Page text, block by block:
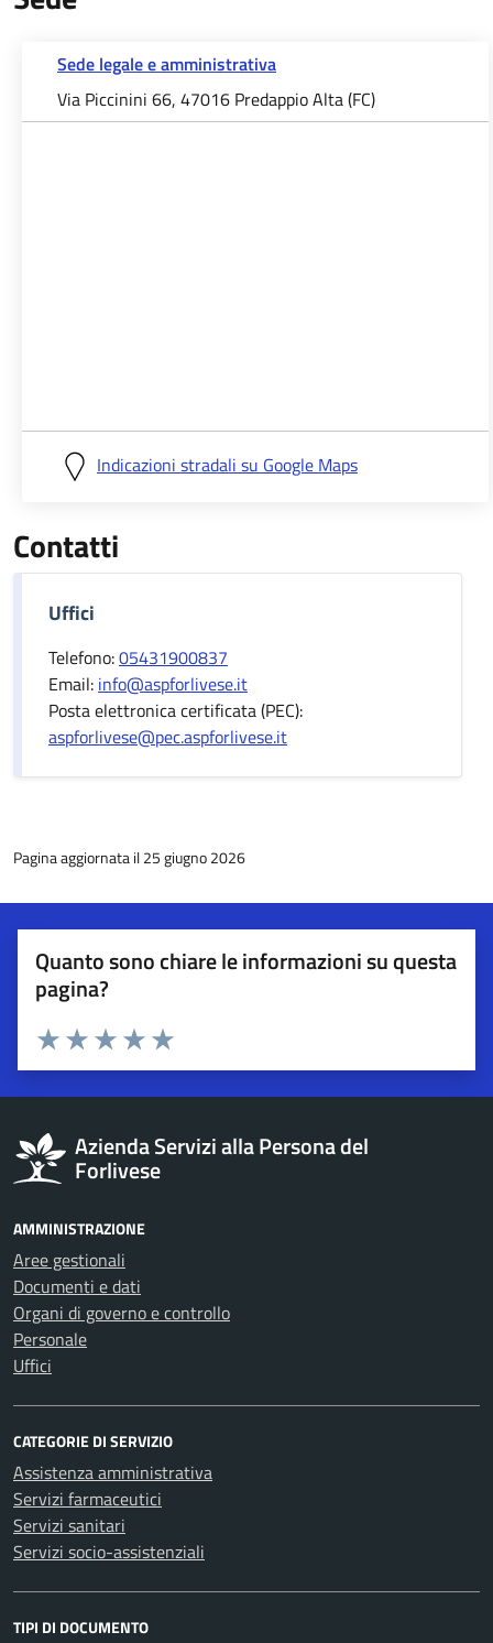
Sede legale e amministrativa
Via Piccinini 66, 47016 Predappio Alta (FC)
Indicazioni stradali su Google Maps
Contatti
Uffici
Telefono:05431900837
Email: info@aspforlivese.it
Posta elettronica certificata (PEC):
aspforlivese@pec.aspforlivese.it
Pagina aggiornata il 25 giugno 2026
Quanto sono chiare le informazioni su questa
pagina?
Esprimi una valutazione
Valuta 5 stelle su 5
Valuta 4 stelle su 5
Valuta 3 stelle su 5
Valuta 2 stelle su 5
Valuta 1 stelle su 5
Azienda Servizi alla Persona del
Forlivese
AMMINISTRAZIONE
Aree gestionali
Documenti e dati
Organi di governo e controllo
Personale
Uffici
CATEGORIE DI SERVIZIO
Assistenza amministrativa
Servizi farmaceutici
Servizi sanitari
Servizi socio-assistenziali
TIPI DI DOCUMENTO